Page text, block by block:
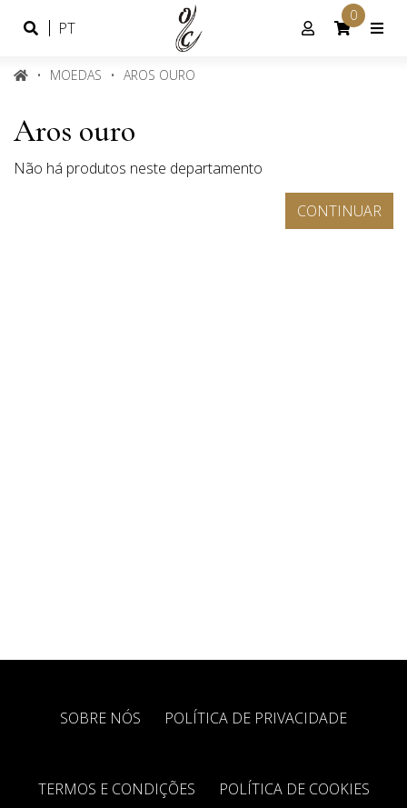
Idioma
PT
Conta
0
MOEDAS AROS OURO
Aros ouro
Não há produtos neste departamento
CONTINUAR
SOBRE NÓS POLÍTICA DE PRIVACIDADE
TERMOS E CONDIÇÕES POLÍTICA DE COOKIES